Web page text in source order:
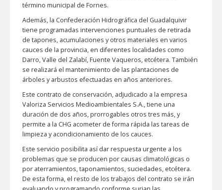
término municipal de Fornes.
Además, la Confederación Hidrográfica del Guadalquivir
tiene programadas intervenciones puntuales de retirada
de tapones, acumulaciones y otros materiales en varios
cauces de la provincia, en diferentes localidades como
Darro, Valle del Zalabí, Fuente Vaqueros, etcétera. También
se realizará el mantenimiento de las plantaciones de
árboles y arbustos efectuadas en años anteriores.
Este contrato de conservación, adjudicado a la empresa
Valoriza Servicios Medioambientales S.A., tiene una
duración de dos años, prorrogables otros tres más, y
permite a la CHG acometer de forma rápida las tareas de
limpieza y acondicionamiento de los cauces.
Este servicio posibilita así dar respuesta urgente a los
problemas que se producen por causas climatológicas o
por aterramientos, taponamientos, suciedades, etcétera.
De esta forma, el resto de los trabajos del contrato se irán